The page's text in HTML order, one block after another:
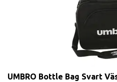
UMBRO Bottle Bag Svart